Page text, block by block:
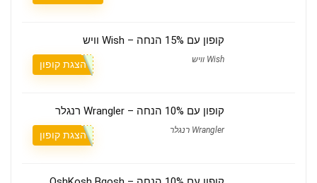
קופון עם 15% הנחה – Wish וויש
Wish וויש הצגת קופון
קופון עם 10% הנחה – Wrangler רנגלר
Wrangler רנגלר הצגת קופון